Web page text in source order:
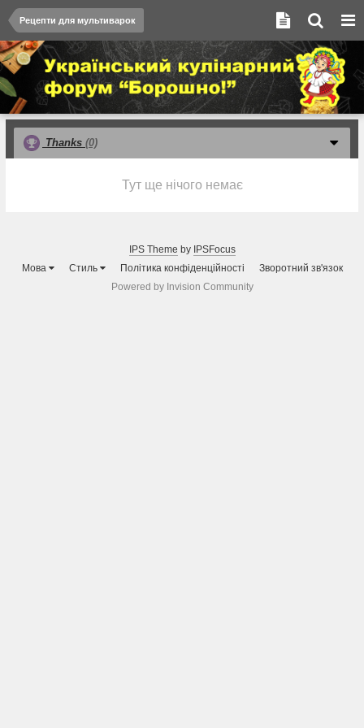
Рецепти для мультиварок
Thanks (0)
Тут ще нічого немає
IPS Theme by IPSFocus
Мова
Стиль Політика конфіденційності
Зворотний зв'язок
Powered by Invision Community